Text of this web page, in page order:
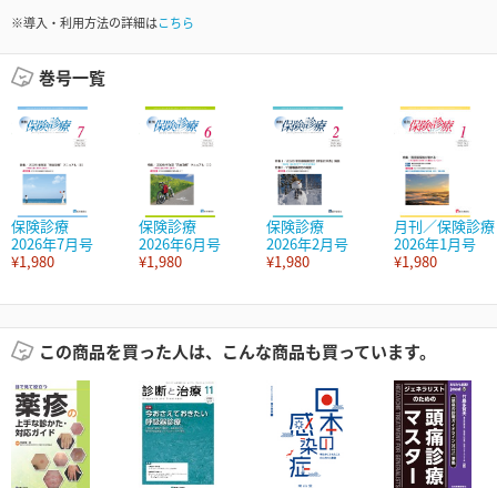
※導入・利用方法の詳細はこちら
巻号一覧
保険診療
2026年7月号
¥1,980
保険診療
2026年6月号
¥1,980
保険診療
2026年2月号
¥1,980
月刊／保険診療
2026年1月号
¥1,980
この商品を買った人は、こんな商品も買っています。